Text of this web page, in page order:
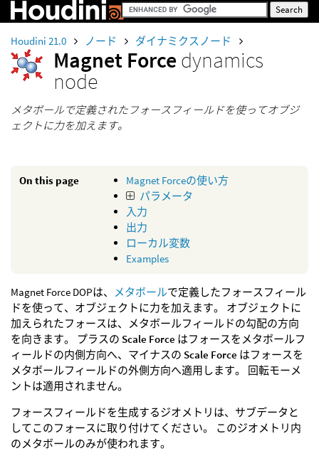
Houdini 21.0 ノード ダイナミクスノード
Magnet Force dynamics
node
メタボールで定義されたフォースフィールドを使ってオブジ
ェクトに力を加えます。
On this page
Magnet Forceの使い方
パラメータ
入力
出力
ローカル変数
Examples
Magnet Force DOPは、 メタボールで定義したフォースフィール
ドを使って、オブジェクトに力を加えます。 オブジェクトに
加えられたフォースは、メタボールフィールドの勾配の方向
を向きます。 プラスの Scale Force はフォースをメタボールフ
ィールドの内側方向へ、マイナスの Scale Force はフォースを
メタボールフィールドの外側方向へ適用します。 回転モーメ
ントは適用されません。
フォースフィールドを生成するジオメトリは、サブデータと
してこのフォースに取り付けてください。 このジオメトリ内
のメタボールのみが使われます。